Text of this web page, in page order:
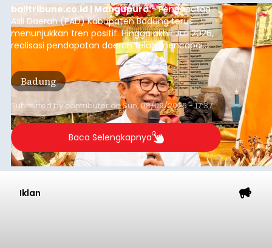
balitribune.co.id | Mangupura- Pendapatan
Asli Daerah (PAD) Kabupaten Badung terus
menunjukkan tren positif. Hingga akhir Juli 2026,
realisasi pendapatan daerah telah mencapai
Rp4,1 triliun atau rata-rata sekitar Rp730 miliar
per bulan, meningkat signifikan dibandingkan
rata-rata penerimaan sebelumnya yang berkisar
Rp350 miliar hingga Rp400 miliar per bulan.
Badung
Submitted by contributoronSun, 08/09/2026 - 17:37
Baca Selengkapnya
Iklan